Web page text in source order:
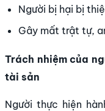
Người bị hại bị
Gây mất trật tự,
Trách nhiệm của
tài sản
Người thực hiện